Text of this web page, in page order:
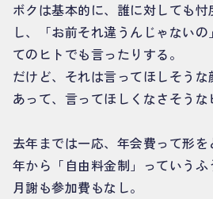
ボクは基本的に、誰に対しても
し、「お前それ違うんじゃない
てのヒトでも言ったりする。
だけど、それは言ってほしそう
あって、言ってほしくなさそうな
去年までは一応、年会費って形
年から「自由料金制」っていうふ
月謝も参加費もなし。